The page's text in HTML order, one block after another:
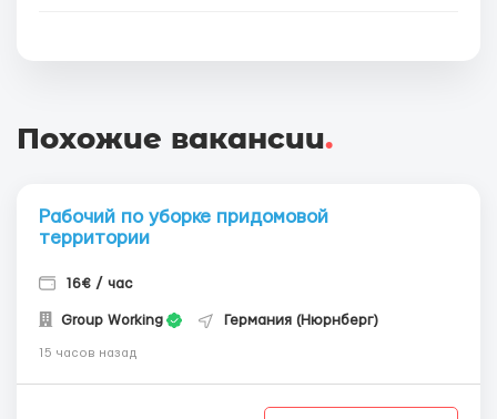
Похожие вакансии.
Рабочий по уборке придомовой
территории
16€ / час
Group Working Германия (Нюрнберг)
15 часов назад